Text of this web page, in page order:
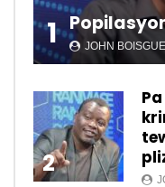
1 JOHN
2